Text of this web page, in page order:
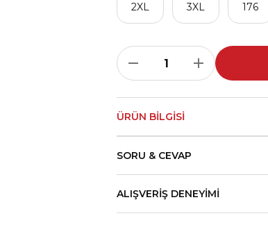
2XL 3XL 176
ÜRÜN BILGISI
SORU & CEVAP
ALIŞVERIŞ DENEYIMI